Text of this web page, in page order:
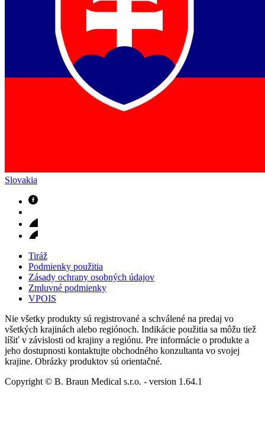
Slovakia
Tiráž
Podmienky použitia
Zásady ochrany osobných údajov
Zmluvné podmienky
VPOIS
Nie všetky produkty sú registrované a schválené na predaj vo
všetkých krajinách alebo regiónoch. Indikácie použitia sa môžu tiež
líšiť v závislosti od krajiny a regiónu. Pre informácie o produkte a
jeho dostupnosti kontaktujte obchodného konzultanta vo svojej
krajine. Obrázky produktov sú orientačné.
Copyright © B. Braun Medical s.r.o. - version 1.64.1